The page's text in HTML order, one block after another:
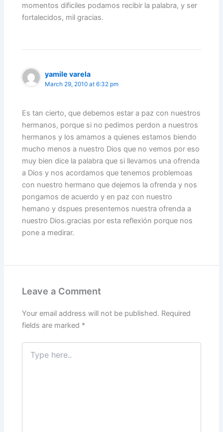
momentos dificiles podamos recibir la palabra, y ser
fortalecidos, mil gracias.
yamile varela
March 29, 2010 at 6:32 pm
Es tan cierto, que debemos estar a paz con nuestros
hermanos, porque si no pedimos perdon a nuestros
hermanos y los amamos a quienes estamos biendo
mucho menos a nuestro Dios que no vemos por eso
muy bien dice la palabra que si llevamos una ofrenda
a Dios y nos acordamos que tenemos problemoas
con nuestro hermano que dejemos la ofrenda y nos
pongamos de acuerdo y en paz con nuestro
hemano y dspues presentemos nuestra ofrenda a
nuestro Dios.gracias por esta reflexión porque nos
pone a medirar.
Leave a Comment
Your email address will not be published. Required
fields are marked *
Type
here..